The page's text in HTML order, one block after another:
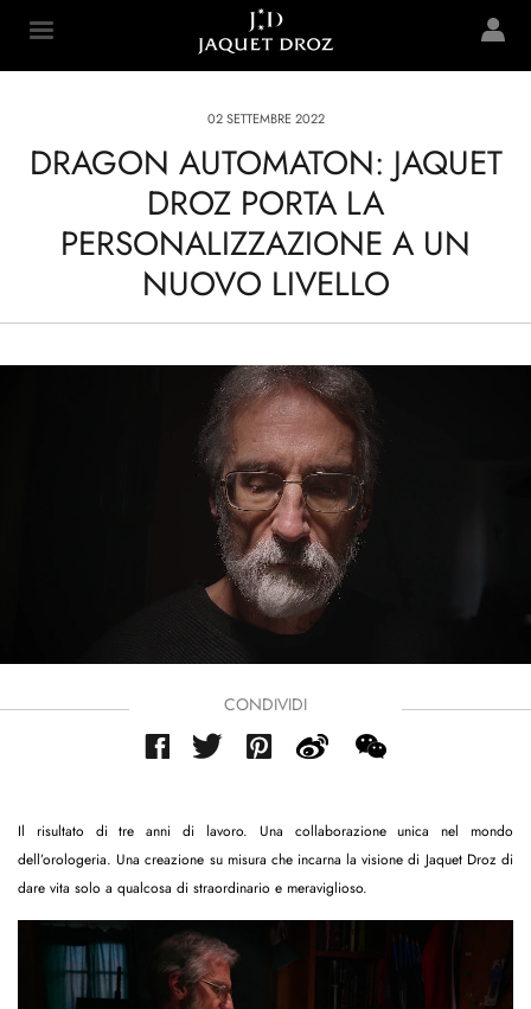
content
Jaquet Droz
02 SETTEMBRE 2022
DRAGON AUTOMATON: JAQUET
DROZ PORTA LA
PERSONALIZZAZIONE A UN
NUOVO LIVELLO
CONDIVIDI
Il risultato di tre anni di lavoro. Una collaborazione unica nel mondo
dell’orologeria. Una creazione su misura che incarna la visione di Jaquet Droz di
dare vita solo a qualcosa di straordinario e meraviglioso.